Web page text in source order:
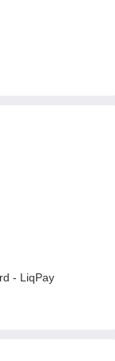
- LiqPay